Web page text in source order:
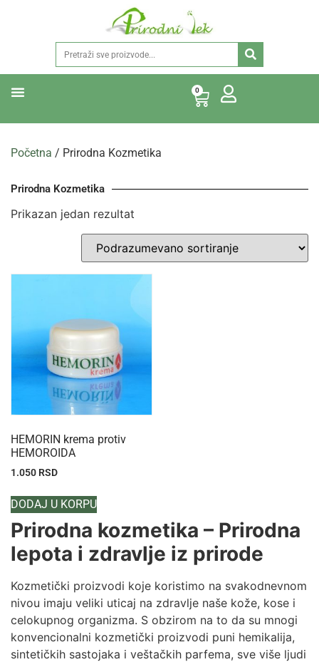
0
Početna / Prirodna Kozmetika
Prirodna Kozmetika
Prikazan jedan rezultat
HEMORIN krema protiv
HEMOROIDA
1.050 RSD
DODAJ U KORPU
Prirodna kozmetika – Prirodna
lepota i zdravlje iz prirode
Kozmetički proizvodi koje koristimo na svakodnevnom
nivou imaju veliki uticaj na zdravlje naše kože, kose i
celokupnog organizma. S obzirom na to da su mnogi
konvencionalni kozmetički proizvodi puni hemikalija,
sintetičkih sastojaka i veštačkih parfema, sve više ljudi